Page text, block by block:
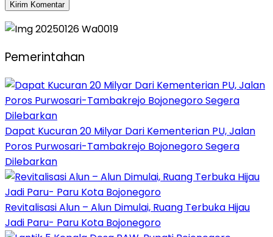
Pemerintahan
Dapat Kucuran 20 Milyar Dari Kementerian PU, Jalan
Poros Purwosari-Tambakrejo Bojonegoro Segera
Dilebarkan
Revitalisasi Alun – Alun Dimulai, Ruang Terbuka Hijau
Jadi Paru- Paru Kota Bojonegoro